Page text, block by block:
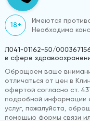
18+
Имеются
Необходима
Л041-01162-50/
в сфере
Обращаем ваше
отличаться от цен в
офертой согласно ст.
подробной информации
услуг, пожалуйста,
помощью формы связи